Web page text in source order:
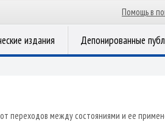
Помощь в
издания Депонированные
переходов между состояниями и ее